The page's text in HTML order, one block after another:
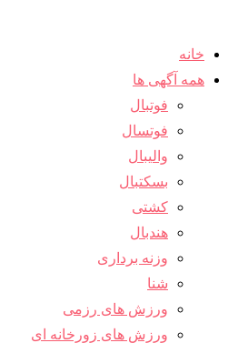
خانه
همه آگهی ها
فوتبال
فوتسال
والیبال
بسکتبال
کشتی
هندبال
وزنه برداری
شنا
ورزش های رزمی
ورزش های زورخانه ای